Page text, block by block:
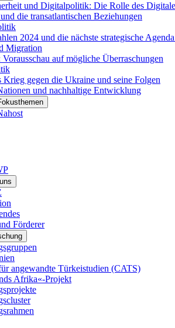
und Digitalpolitik: Die Rolle des
die transatlantischen Beziehungen
2024 und die nächste strategische
Migration
Vorausschau auf mögliche Überraschungen
Krieg gegen die Ukraine und seine Folgen
und nachhaltige Entwicklung
Förderer
angewandte Türkeistudien (CATS)
Afrika«-Projekt